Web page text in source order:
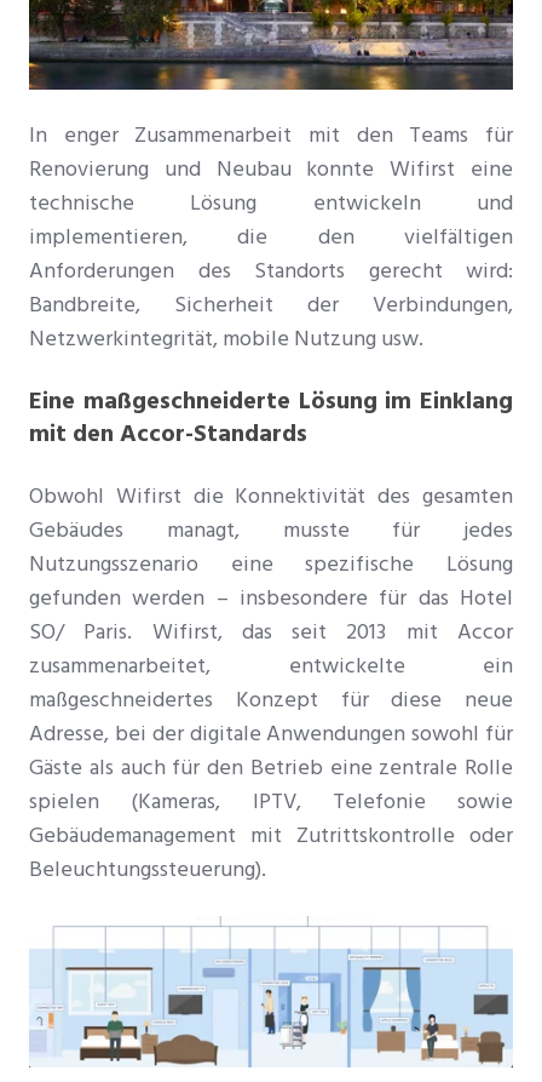
In enger Zusammenarbeit mit den Teams für
Renovierung und Neubau konnte Wifirst eine
technische Lösung entwickeln und
implementieren, die den vielfältigen
Anforderungen des Standorts gerecht wird:
Bandbreite, Sicherheit der Verbindungen,
Netzwerkintegrität, mobile Nutzung usw.
Eine maßgeschneiderte Lösung im Einklang
mit den Accor-Standards
Obwohl Wifirst die Konnektivität des gesamten
Gebäudes managt, musste für jedes
Nutzungsszenario eine spezifische Lösung
gefunden werden – insbesondere für das Hotel
SO/ Paris. Wifirst, das seit 2013 mit Accor
zusammenarbeitet, entwickelte ein
maßgeschneidertes Konzept für diese neue
Adresse, bei der digitale Anwendungen sowohl für
Gäste als auch für den Betrieb eine zentrale Rolle
spielen (Kameras, IPTV, Telefonie sowie
Gebäudemanagement mit Zutrittskontrolle oder
Beleuchtungssteuerung).